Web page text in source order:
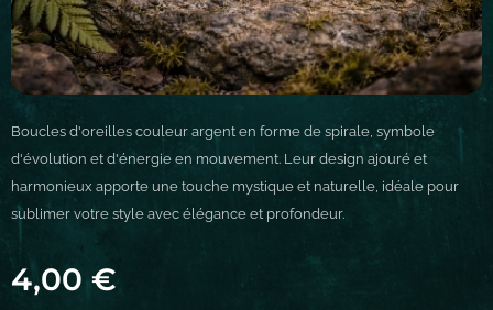
Boucles d'oreilles couleur argent en forme de spirale, symbole
d'évolution et d'énergie en mouvement. Leur design ajouré et
harmonieux apporte une touche mystique et naturelle, idéale pour
sublimer votre style avec élégance et profondeur.
4,00 €